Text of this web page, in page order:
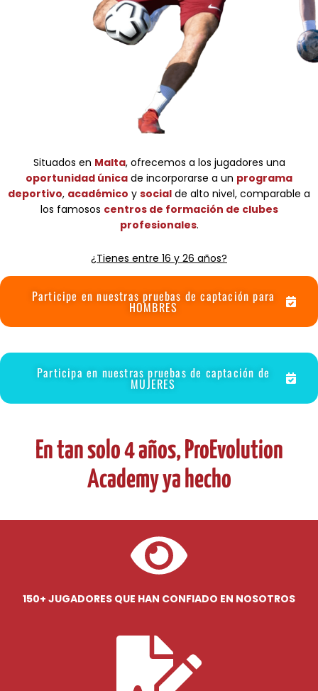
Situados en Malta, ofrecemos a los jugadores una
oportunidad única de incorporarse a un programa
deportivo, académico y social de alto nivel, comparable a
los famosos centros de formación de clubes
profesionales.
¿Tienes entre 16 y 26 años?
Participe en nuestras pruebas de captación para
HOMBRES
Participa en nuestras pruebas de captación de
MUJERES
En tan solo 4 años, ProEvolution
Academy ya hecho
150+ JUGADORES QUE HAN CONFIADO EN NOSOTROS